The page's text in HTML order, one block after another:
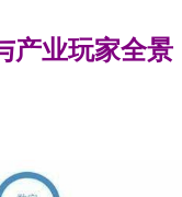
产业玩家全景